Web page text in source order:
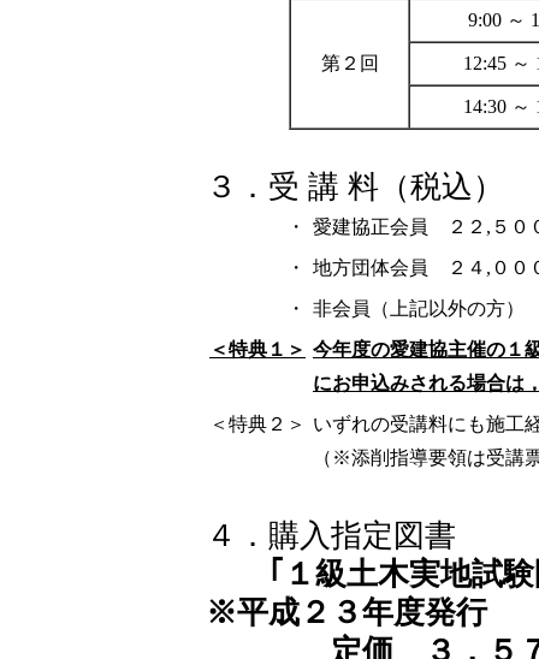
第２回
9:00 ～
12:45 ～
14:30 ～
３．受 講 料（税込）
・
愛建協正会員 ２２,５０
・
地方団体会員 ２４,００
・
非会員（上記以外の方
＜特典１＞ 今年度の愛建協主催の１
にお申込みされる場合
＜特典２＞
いずれの受講料にも施工
（※添削指導要領は受講
４．購入指定図書
｢１級土木実地試
※平成２３年度発行
定価
３，５